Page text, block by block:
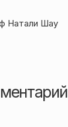
Натали Шау